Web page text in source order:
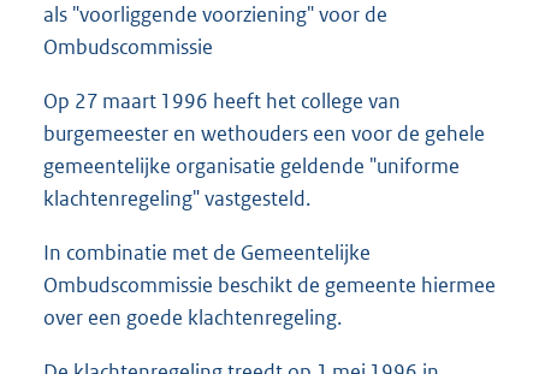
als "voorliggende voorziening" voor de
Ombudscommissie
Op 27 maart 1996 heeft het college van
burgemeester en wethouders een voor de gehele
gemeentelijke organisatie geldende "uniforme
klachtenregeling" vastgesteld.
In combinatie met de Gemeentelijke
Ombudscommissie beschikt de gemeente hiermee
over een goede klachtenregeling.